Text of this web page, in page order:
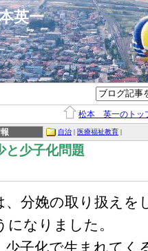
本英一
松本 英一のトッ
自治 | 医療福祉教育 |
と少子化問題
分娩の取り扱えを
になりました。
子化で生まれてく